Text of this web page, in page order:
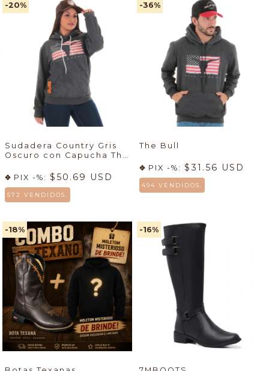
-20%
Sudadera Country Gris
Oscuro con Capucha The
PIX -%: $50.69 USD
572 VENDIDOS.
-36%
The Bull
PIX -%: $31.56 USD
494 VENDIDOS.
-18% -16%